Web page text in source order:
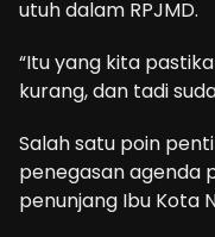
utuh dalam RPJMD.
“Itu yang kita
kurang, dan tadi
Salah satu poin
penegasan agenda
penunjang Ibu Kota